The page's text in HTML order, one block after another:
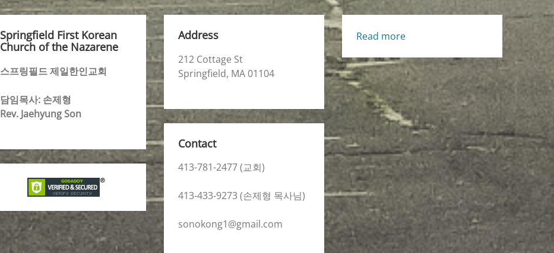
Springfield First Korean
Church of the Nazarene
스프링필드 제일한인교회
담임목사: 손제형
Rev. Jaehyung Son
Address
212 Cottage St
Springfield, MA 01104
Contact
413-781-2477 (교회)
413-433-9273 (손제형 목사님)
sonokong1@gmail.com
Read more:
명
의
삶
[Tue.,
10/21/2025]